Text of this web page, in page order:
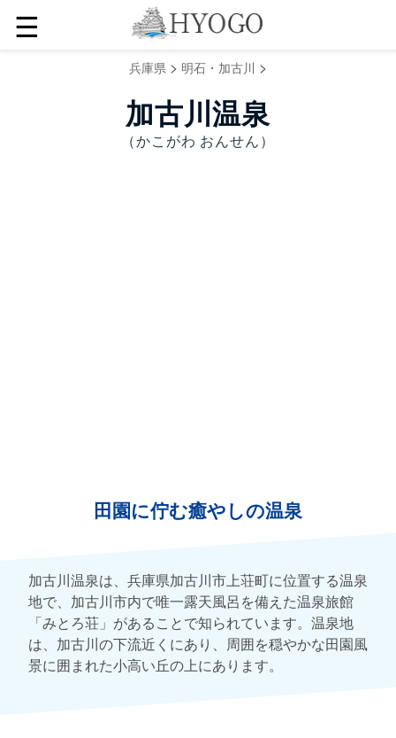
☰
兵庫県 > 明石・加古川 >
加古川温泉
（かこがわ おんせん）
田園に佇む癒やしの温泉
加古川温泉は、兵庫県加古川市上荘町に位置する温泉
地で、加古川市内で唯一露天風呂を備えた温泉旅館
「みとろ荘」があることで知られています。温泉地
は、加古川の下流近くにあり、周囲を穏やかな田園風
景に囲まれた小高い丘の上にあります。